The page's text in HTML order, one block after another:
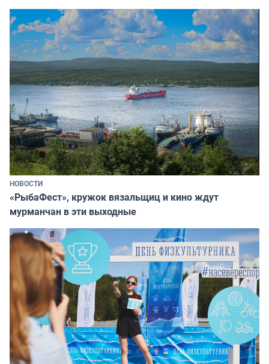
НОВОСТИ
«РыбаФест», кружок вязальщиц и кино ждут
мурманчан в эти выходные